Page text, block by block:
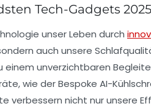
Tech-Gadgets 2025
unser Leben durch
auch unsere
unverzichtbaren
, wie der Bespoke AI-
verbessern nicht nur unsere